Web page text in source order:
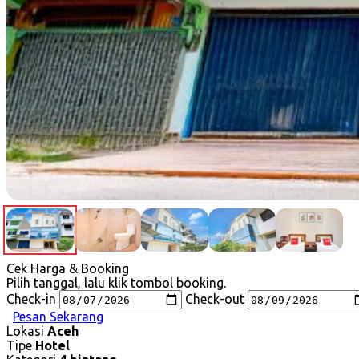
Cek Harga & Booking
Pilih tanggal, lalu klik tombol booking.
Check-in
Check-out
Pesan Sekarang
Lokasi Aceh
Tipe Hotel